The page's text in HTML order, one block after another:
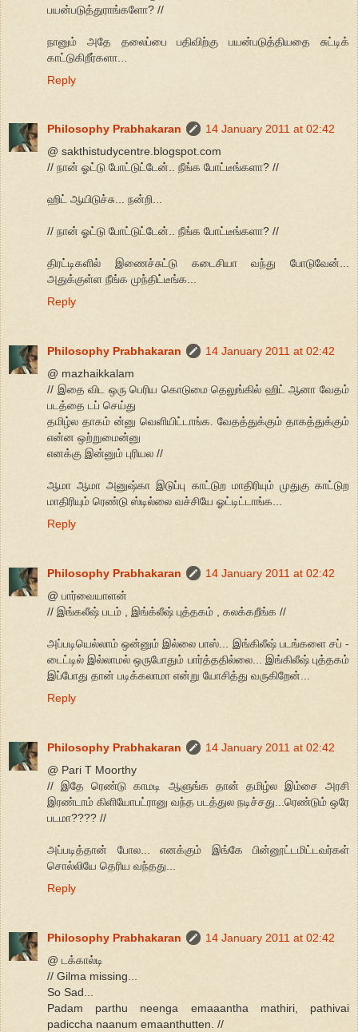
பயன்படுத்துராங்களோ? //
நானும் அதே தலைப்பை பதிவிற்கு பயன்படுத்தியதை சுட்டிக்
காட்டுகிறீர்களா...
Reply
Philosophy Prabhakaran
14 January 2011 at 02:42
@ sakthistudycentre.blogspot.com
// நான் ஓட்டு போட்டுட்டேன்.. நீங்க போட்டீங்களா? //
ஹிட் ஆயிடுச்சு... நன்றி...
// நான் ஓட்டு போட்டுட்டேன்.. நீங்க போட்டீங்களா? //
திரட்டிகளில் இணைச்சுட்டு கடைசியா வந்து போடுவேன்...
அதுக்குள்ள நீங்க முந்திட்டீங்க...
Reply
Philosophy Prabhakaran
14 January 2011 at 02:42
@ mazhaikkalam
// இதை விட ஒரு பெரிய கொடுமை தெலுங்கில் ஹிட் ஆனா வேதம்
படத்தை டப் செய்து
தமிழ்ல தாகம் ன்னு வெளியிட்டாங்க. வேதத்துக்கும் தாகத்துக்கும்
என்ன ஒற்றுமைன்னு
எனக்கு இன்னும் புரியல //
ஆமா ஆமா அனுஷ்கா இடுப்பு காட்டுற மாதிரியும் முதுகு காட்டுற
மாதிரியும் ரெண்டு ஸ்டில்லை வச்சியே ஓட்டிட்டாங்க...
Reply
Philosophy Prabhakaran
14 January 2011 at 02:42
@ பார்வையாளன்
// இங்கலீஷ் படம் , இங்க்லீஷ் புத்தகம் , கலக்கறீங்க //
அப்படியெல்லாம் ஒன்னும் இல்லை பாஸ்... இங்கிலீஷ் படங்களை சப் -
டைட்டில் இல்லாமல் ஒருபோதும் பார்த்ததில்லை... இங்கிலீஷ் புத்தகம்
இப்போது தான் படிக்கலாமா என்று யோசித்து வருகிறேன்...
Reply
Philosophy Prabhakaran
14 January 2011 at 02:42
@ Pari T Moorthy
// இதே ரெண்டு காமடி ஆளுங்க தான் தமிழ்ல இம்சை அரசி
இரண்டாம் கிளியோபட்ரானு வந்த படத்துல நடிச்சது...ரெண்டும் ஒரே
படமா???? //
அப்படித்தான் போல... எனக்கும் இங்கே பின்னூட்டமிட்டவர்கள்
சொல்லியே தெரிய வந்தது...
Reply
Philosophy Prabhakaran
14 January 2011 at 02:42
@ டக்கால்டி
// Gilma missing...
So Sad...
Padam parthu neenga emaaantha mathiri, pathivai
padiccha naanum emaanthutten. //